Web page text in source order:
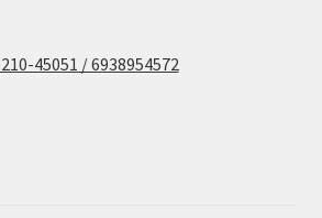
45051 / 6938954572